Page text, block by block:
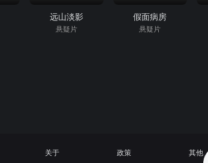
远山淡影
悬疑片
假面病房
悬疑片
关于
政策
其他